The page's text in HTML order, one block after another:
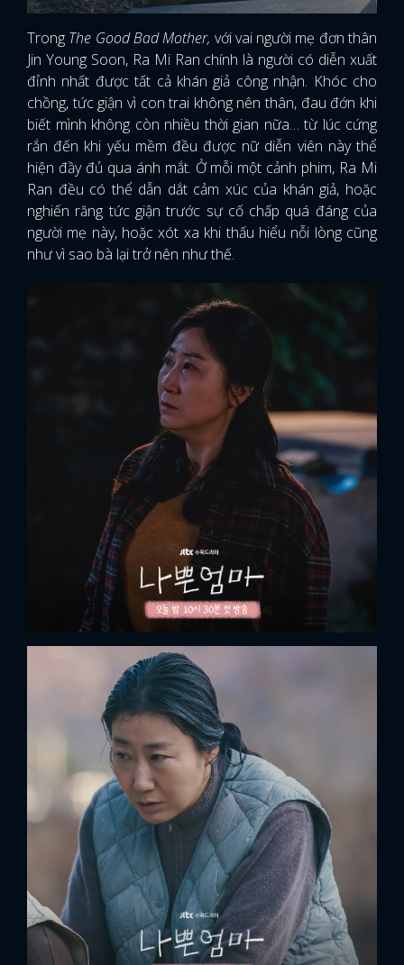
Trong The Good Bad Mother, với vai người mẹ đơn thân
Jin Young Soon, Ra Mi Ran chính là người có diễn xuất
đỉnh nhất được tất cả khán giả công nhận. Khóc cho
chồng, tức giận vì con trai không nên thân, đau đớn khi
biết mình không còn nhiều thời gian nữa… từ lúc cứng
rắn đến khi yếu mềm đều được nữ diễn viên này thể
hiện đầy đủ qua ánh mắt. Ở mỗi một cảnh phim, Ra Mi
Ran đều có thể dẫn dắt cảm xúc của khán giả, hoặc
nghiến răng tức giận trước sự cố chấp quá đáng của
người mẹ này, hoặc xót xa khi thấu hiểu nỗi lòng cũng
như vì sao bà lại trở nên như thế.